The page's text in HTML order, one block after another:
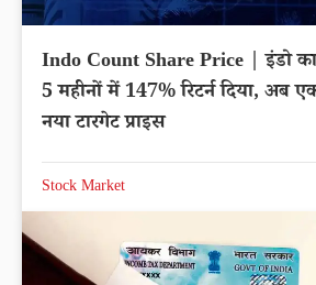
Indo Count Share Price | इंडो
5 महीनों में 147% रिटर्न दिया, अब
नया टारगेट प्राइस
Stock Market